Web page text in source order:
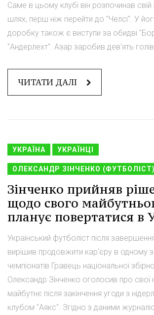
Саме в цьому клубі він розпочинав свій
шлях, перш ніж перейти до "Челсі". У
доробку також є виступи за обидві
"Андерлехт". Азар заробив дев'ять
ЧИТАТИ ДАЛІ
УКРАЇНА УКРАЇНЦІ
ОЛЕКСАНДР ЗІНЧЕНКО (ФУТБОЛІСТ)
Зінченко прийняв
щодо свого
планує повертатися в
Український футболіст після
вирішив продовжити кар'єру в одному
чемпіонатів Гравець національної
Олександр Зінченко оголосив про свої
майбутнє після закінчення угоди з
клубом "Аякс". Згідно з даними